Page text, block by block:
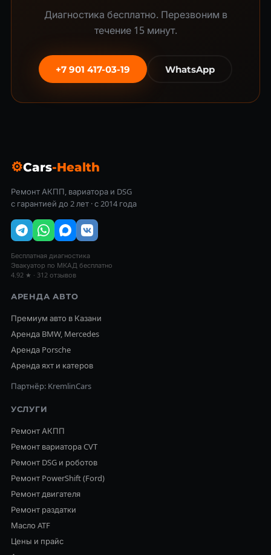
Диагностика бесплатно. Перезвоним в
течение 15 минут.
+7 901 417-03-19 WhatsApp
⚙Cars-Health
Ремонт АКПП, вариатора и DSG
с гарантией до 2 лет · с 2014 года
Бесплатная диагностика
Эвакуатор по МКАД бесплатно
4.92 ★ · 312 отзывов
АРЕНДА АВТО
Премиум авто в Казани
Аренда BMW, Mercedes
Аренда Porsche
Аренда яхт и катеров
Партнёр: KremlinCars
УСЛУГИ
Ремонт АКПП
Ремонт вариатора CVT
Ремонт DSG и роботов
Ремонт PowerShift (Ford)
Ремонт двигателя
Ремонт раздатки
Масло ATF
Цены и прайс